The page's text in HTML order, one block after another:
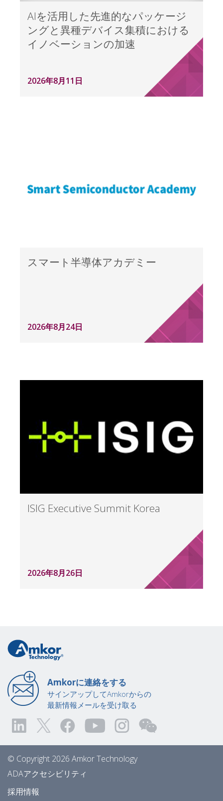
AIを活用した先進的なパッケージ
ングと異種デバイス集積における
イノベーションの加速
2026年8月11日
スマート半導体アカデミー
2026年8月24日
ISIG Executive Summit Korea
2026年8月26日
Amkorに連絡をする
サインアップしてAmkorからの
最新情報メールを受け取る
© Copyright 2026 Amkor Technology
ADAアクセシビリティ
採用情報